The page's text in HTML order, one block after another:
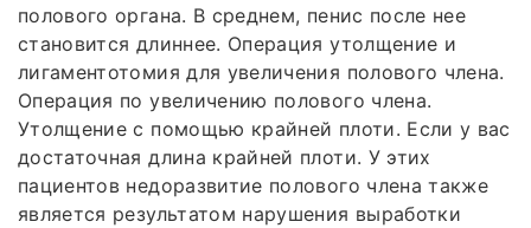
полового органа. В среднем, пенис после нее
становится длиннее. Операция утолщение и
лигаментотомия для увеличения полового члена.
Операция по увеличению полового члена.
Утолщение с помощью крайней плоти. Если у вас
достаточная длина крайней плоти. У этих
пациентов недоразвитие полового члена также
является результатом нарушения выработки